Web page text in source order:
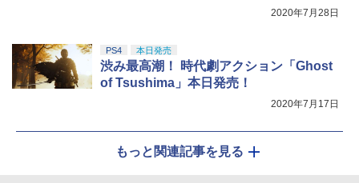
2020年7月28日
PS4 本日発売
渋み最高潮！ 時代劇アクション「Ghost
of Tsushima」本日発売！
2020年7月17日
もっと関連記事を見る